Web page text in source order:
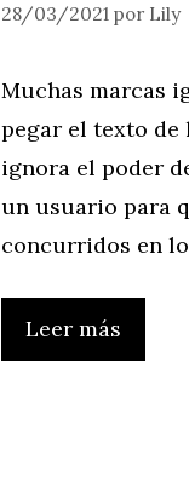
28/03/2021 por Lily
Muchas marcas
pegar el texto de
ignora el poder
un usuario para
concurridos en
Leer más